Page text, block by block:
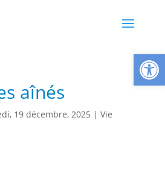
aînés
19 décembre, 2025 | Vie
Ouvrir